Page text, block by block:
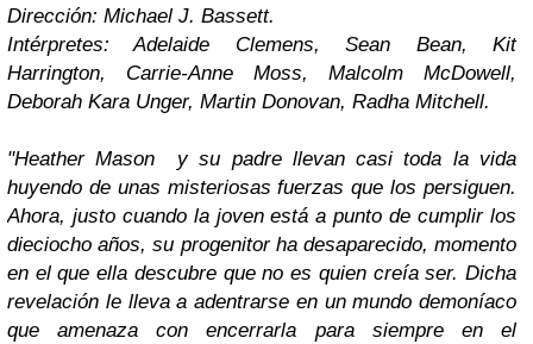
Dirección: Michael J. Bassett.
Intérpretes: Adelaide Clemens, Sean Bean, Kit
Harrington, Carrie-Anne Moss, Malcolm McDowell,
Deborah Kara Unger, Martin Donovan, Radha Mitchell.
"Heather Mason y su padre llevan casi toda la vida
huyendo de unas misteriosas fuerzas que los persiguen.
Ahora, justo cuando la joven está a punto de cumplir los
dieciocho años, su progenitor ha desaparecido, momento
en el que ella descubre que no es quien creía ser. Dicha
revelación le lleva a adentrarse en un mundo demoníaco
que amenaza con encerrarla para siempre en el